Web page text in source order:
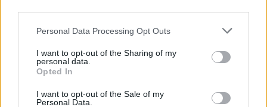
Please note that this website/app uses one or more Google
not limited to your visit or usage behaviour. You may click to
grant or deny consent to Google and its third-party tags to
use your data for below specified purposes in below Google
consent section.
Personal Data Processing Opt Outs
I want to opt-out of the Sharing of my
personal data.
Opted In
I want to opt-out of the Sale of my
Personal Data.
Le ultime offerte di lavoro a Olbia e in Gallura
Cumuli di rifiuti a Santa Teresa Gallura, la